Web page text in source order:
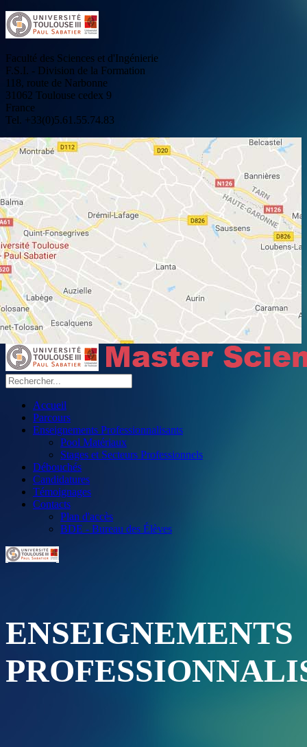
Faculté des Sciences et d'Ingénierie
F.S.I. - Division de la Formation
118, route de Narbonne
31062 Toulouse cedex 9
France
Tel. +33(0)5.61.55.74.83
Accueil
Parcours
Enseignements Professionnalisants
Pool Matériaux
Stages et Secteurs Professionnels
Débouchés
Candidatures
Témoignages
Contacts
Plan d'accès
BDE - Bureau des Élèves
ENSEIGNEMENTS